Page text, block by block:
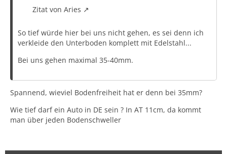
Zitat von Aries
So tief würde hier bei uns nicht gehen, es sei denn ich
verkleide den Unterboden komplett mit Edelstahl...
Bei uns gehen maximal 35-40mm.
Spannend, wieviel Bodenfreiheit hat er denn bei 35mm?
Wie tief darf ein Auto in DE sein ? In AT 11cm, da kommt
man über jeden Bodenschweller